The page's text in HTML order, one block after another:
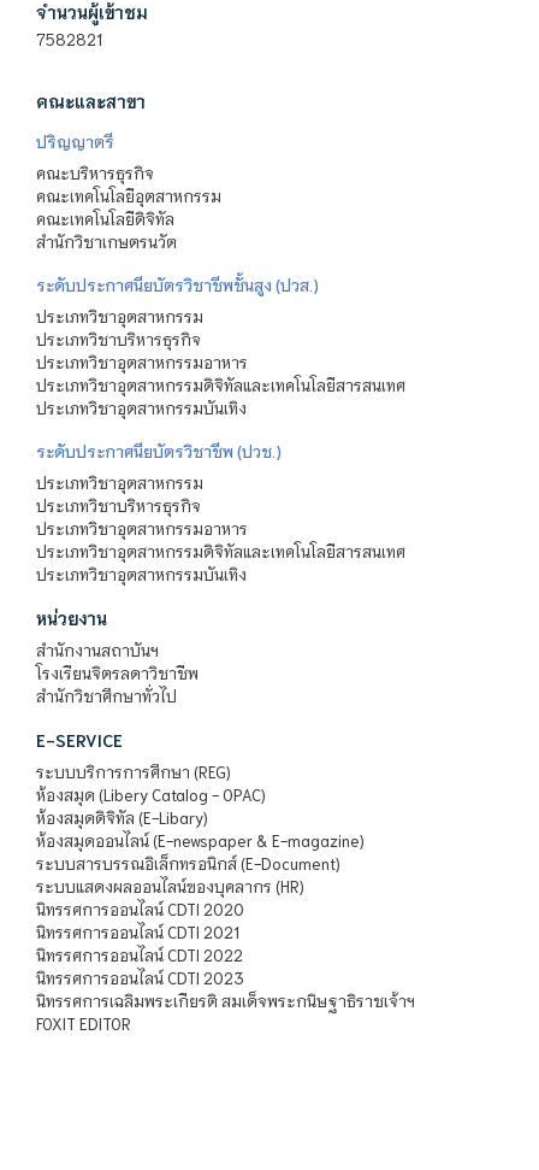
จำนวนผู้เข้าชม
7582821
คณะและสาขา
ปริญญาตรี
คณะบริหารธุรกิจ
คณะเทคโนโลยีอุตสาหกรรม
คณะเทคโนโลยีดิจิทัล
สำนักวิชาเกษตรนวัต
ระดับประกาศนียบัตรวิชาชีพชั้นสูง (ปวส.)
ประเภทวิชาอุตสาหกรรม
ประเภทวิชาบริหารธุรกิจ
ประเภทวิชาอุตสาหกรรมอาหาร
ประเภทวิชาอุตสาหกรรมดิจิทัลและเทคโนโลยีสารสนเทศ
ประเภทวิชาอุตสาหกรรมบันเทิง
ระดับประกาศนียบัตรวิชาชีพ (ปวช.)
ประเภทวิชาอุตสาหกรรม
ประเภทวิชาบริหารธุรกิจ
ประเภทวิชาอุตสาหกรรมอาหาร
ประเภทวิชาอุตสาหกรรมดิจิทัลและเทคโนโลยีสารสนเทศ
ประเภทวิชาอุตสาหกรรมบันเทิง
หน่วยงาน
สำนักงานสถาบันฯ
โรงเรียนจิตรลดาวิชาชีพ
สำนักวิชาศึกษาทั่วไป
E-SERVICE
ระบบบริการการศึกษา (REG)
ห้องสมุด (Libery Catalog - OPAC)
ห้องสมุดดิจิทัล (E-Libary)
ห้องสมุดออนไลน์ (E-newspaper & E-magazine)
ระบบสารบรรณอิเล็กทรอนิกส์ (E-Document)
ระบบแสดงผลออนไลน์ของบุคลากร (HR)
นิทรรศการออนไลน์ CDTI 2020
นิทรรศการออนไลน์ CDTI 2021
นิทรรศการออนไลน์ CDTI 2022
นิทรรศการออนไลน์ CDTI 2023
นิทรรศการเฉลิมพระเกียรติ สมเด็จพระกนิษฐาธิราชเจ้าฯ
FOXIT EDITOR